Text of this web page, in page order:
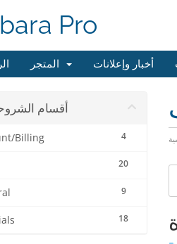
Pro
أخبار وإعلانات
أقسام
4
Billing
20
9
18